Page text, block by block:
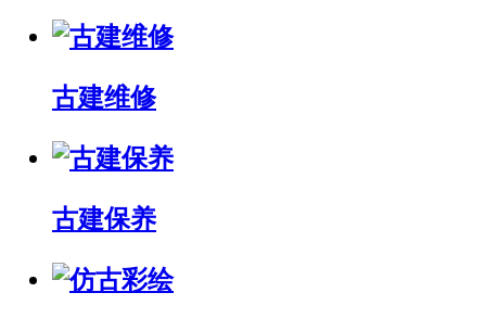
古建维修
古建保养